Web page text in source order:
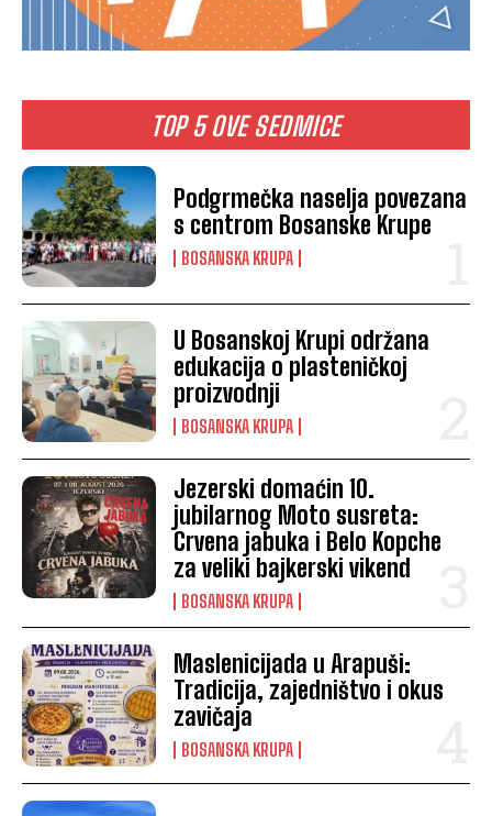
TOP 5 OVE SEDMICE
Podgrmečka naselja povezana
s centrom Bosanske Krupe
BOSANSKA KRUPA
U Bosanskoj Krupi održana
edukacija o plasteničkoj
proizvodnji
BOSANSKA KRUPA
Jezerski domaćin 10.
jubilarnog Moto susreta:
Crvena jabuka i Belo Kopche
za veliki bajkerski vikend
BOSANSKA KRUPA
Maslenicijada u Arapuši:
Tradicija, zajedništvo i okus
zavičaja
BOSANSKA KRUPA